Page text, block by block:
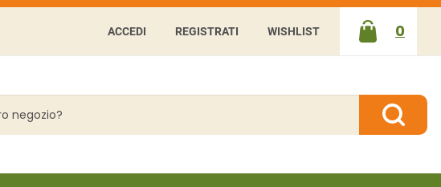
ACCEDI REGISTRATI WISHLIST 0
ARTICOLI
INSERITI
Cerca